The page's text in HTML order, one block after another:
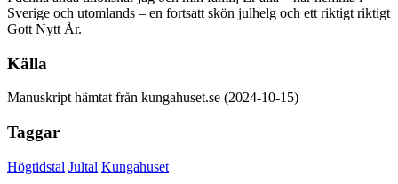
Sverige och utomlands – en fortsatt skön julhelg och ett riktigt riktigt
Gott Nytt År.
Källa
Manuskript hämtat från kungahuset.se (2024-10-15)
Taggar
Högtidstal Jultal Kungahuset